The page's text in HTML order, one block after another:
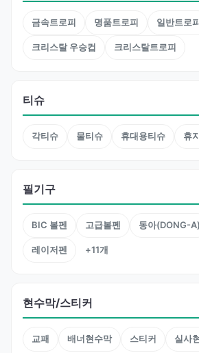
금속트로피 명품트로피 일반트로
크리스탈 우승컵 크리스탈트로피
티슈
각티슈 물티슈 휴대용티슈 휴
필기구
BIC 볼펜 고급볼펜 동아(DONG-A)
레이저펜 +11개
현수막/스티커
교패 배너현수막 스티커 실사